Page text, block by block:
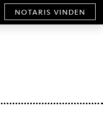
notaris vinden